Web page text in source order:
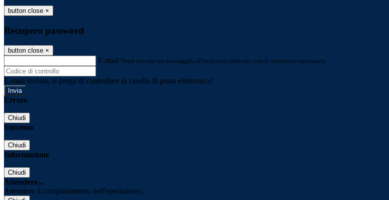
button close ×
Recupero password
button close ×
E-mail Verrà inviato un messaggio all'indirizzo indicato con le istruzioni necessarie.
E-mail inviata, si prega di controllare la casella di posta elettronica!
Errore
Chiudi
Successo
Chiudi
Informazione
Chiudi
Attendere...
Attendere il completamento dell'operazione...